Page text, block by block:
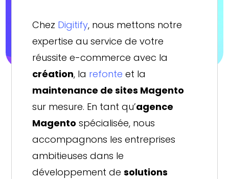
Chez Digitify, nous mettons notre
expertise au service de votre
réussite e-commerce avec la
création, la refonte et la
maintenance de sites Magento
sur mesure. En tant qu’agence
Magento spécialisée, nous
accompagnons les entreprises
ambitieuses dans le
développement desolutions